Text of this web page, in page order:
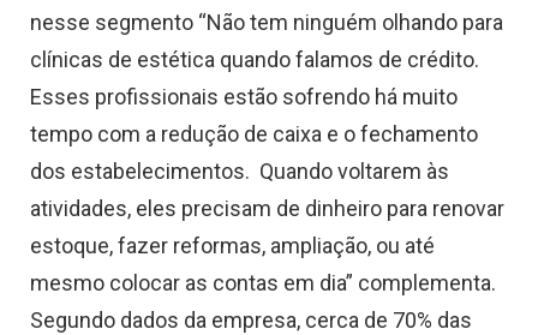
nesse segmento “Não tem ninguém olhando para
clínicas de estética quando falamos de crédito.
Esses profissionais estão sofrendo há muito
tempo com a redução de caixa e o fechamento
dos estabelecimentos. Quando voltarem às
atividades, eles precisam de dinheiro para renovar
estoque, fazer reformas, ampliação, ou até
mesmo colocar as contas em dia” complementa.
Segundo dados da empresa, cerca de 70% das